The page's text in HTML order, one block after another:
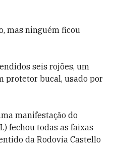
mas ninguém ficou
seis rojões, um
protetor bucal, usado por
manifestação do
fechou todas as faixas
da Rodovia Castello